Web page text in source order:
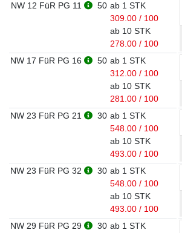
NW 12 FüR PG 11
50 ab 1 STK
309.00 / 100
ab 10 STK
278.00 / 100
NW 17 FüR PG 16
50 ab 1 STK
312.00 / 100
ab 10 STK
281.00 / 100
NW 23 FüR PG 21
30 ab 1 STK
548.00 / 100
ab 10 STK
493.00 / 100
NW 23 FüR PG 32
30 ab 1 STK
548.00 / 100
ab 10 STK
493.00 / 100
NW 29 FüR PG 29
30 ab 1 STK